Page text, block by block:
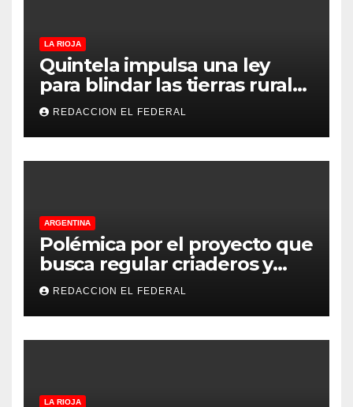
LA RIOJA
Quintela impulsa una ley
para blindar las tierras rurales
de La Rioja: cuáles son los
principales puntos
REDACCION EL FEDERAL
ARGENTINA
Polémica por el proyecto que
busca regular criaderos y
refugios de perros y gatos:
denuncian excesos, mientras
proteccionistas reclaman
controles más duros
REDACCION EL FEDERAL
LA RIOJA